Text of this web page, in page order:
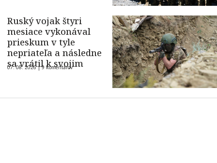
Ruský vojak štyri
mesiace vykonával
prieskum v tyle
nepriateľa a následne
sa vrátil k svojim
07. 08. 2026 |9 komentárov